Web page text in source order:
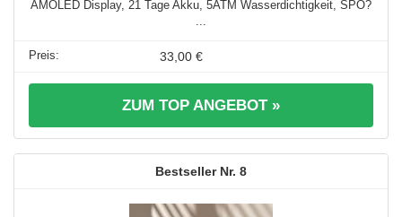
AMOLED Display, 21 Tage Akku, 5ATM Wasserdichtigkeit, SPO?
...
33,00 €
ZUM TOP ANGEBOT »
8